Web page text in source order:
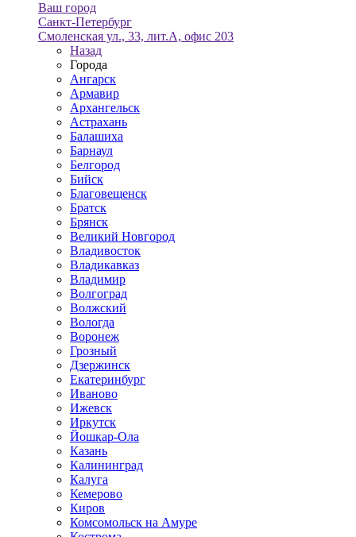
Ваш город
Санкт-Петербург
Смоленская ул., 33, лит.А, офис 203
Назад
Города
Ангарск
Армавир
Архангельск
Астрахань
Балашиха
Барнаул
Белгород
Бийск
Благовещенск
Братск
Брянск
Великий Новгород
Владивосток
Владикавказ
Владимир
Волгоград
Волжский
Вологда
Воронеж
Грозный
Дзержинск
Екатеринбург
Иваново
Ижевск
Иркутск
Йошкар-Ола
Казань
Калининград
Калуга
Кемерово
Киров
Комсомольск на Амуре